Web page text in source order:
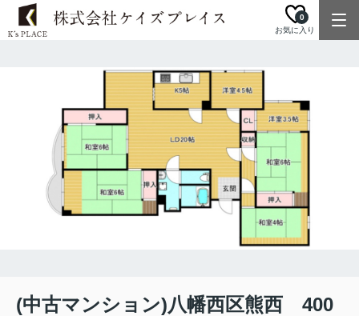
お気に入り
0
(中古マンション)八幡西区熊西 400